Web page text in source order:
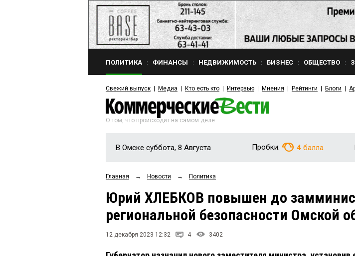
ПОЛИТИКА ФИНАНСЫ НЕДВИЖИМОСТЬ БИЗНЕС ОБЩЕСТВО
Свежий выпуск Медиа Кто есть кто Интервью Мнения Рейтинги Блоги
О том, что происходит на самом деле
В Омске суббота, 8 Августа Пробки: 4 балла
Главная → Новости → Политика
Юрий ХЛЕБКОВ повышен до
региональной безопасности Омской
12 декабря 2023 12:32 4 3402